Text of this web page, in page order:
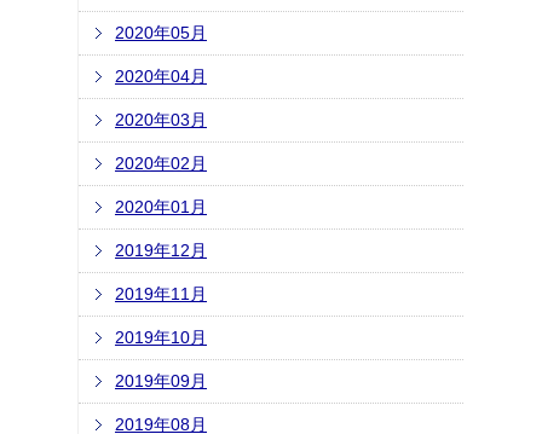
2020年05月
2020年04月
2020年03月
2020年02月
2020年01月
2019年12月
2019年11月
2019年10月
2019年09月
2019年08月